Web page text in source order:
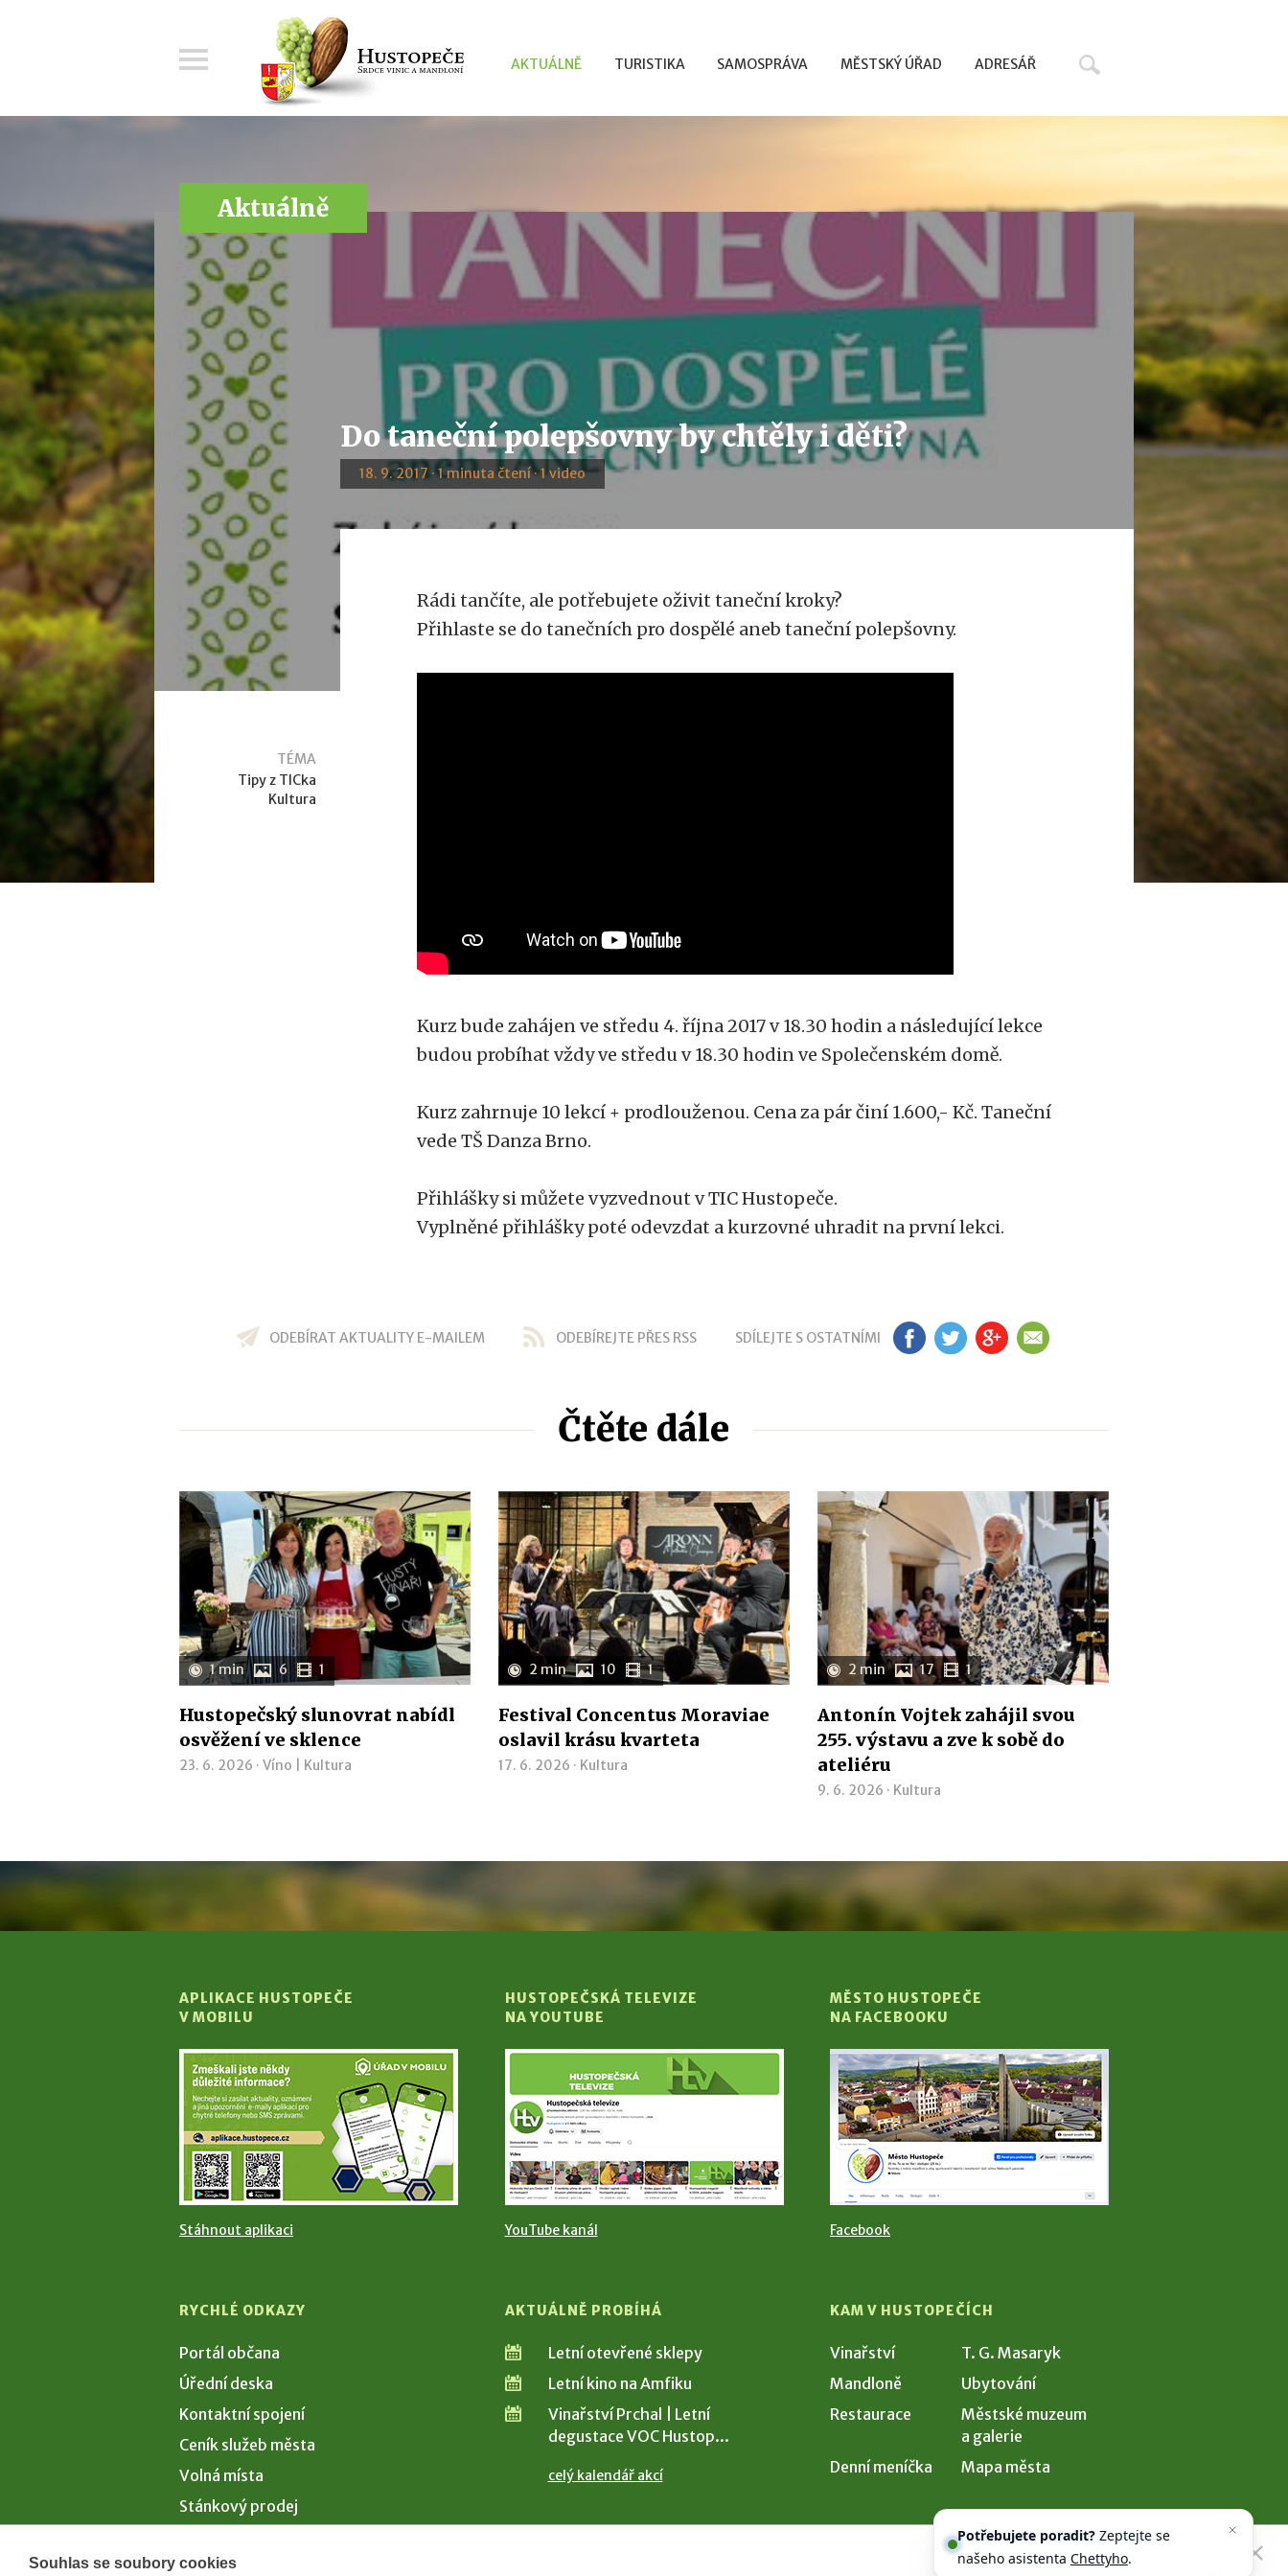
AKTUÁLNĚ TURISTIKA SAMOSPRÁVA MĚSTSKÝ ÚŘAD ADRESÁŘ
Aktuálně
Do taneční polepšovny by chtěly i děti?
18. 9. 2017 · 1 minuta čtení · 1 video
TÉMA
Tipy z TICka
Kultura
Rádi tančíte, ale potřebujete oživit taneční kroky?
Přihlaste se do tanečních pro dospělé aneb taneční polepšovny.
Kurz bude zahájen ve středu 4. října 2017 v 18.30 hodin a následující lekce
budou probíhat vždy ve středu v 18.30 hodin ve Společenském domě.
Kurz zahrnuje 10 lekcí + prodlouženou. Cena za pár činí 1.600,- Kč. Taneční
vede TŠ Danza Brno.
Přihlášky si můžete vyzvednout v TIC Hustopeče.
Vyplněné přihlášky poté odevzdat a kurzovné uhradit na první lekci.
ODEBÍRAT AKTUALITY E-MAILEM ODEBÍREJTE PŘES RSS SDÍLEJTE S OSTATNÍMI FB TW GP EM
Čtěte dále
1 min 6 1
Hustopečský slunovrat nabídl
osvěžení ve sklence
23. 6. 2026 · Víno Kultura
2 min 10 1
Festival Concentus Moraviae
oslavil krásu kvarteta
17. 6. 2026 · Kultura
2 min 17 1
Antonín Vojtek zahájil svou
255. výstavu a zve k sobě do
ateliéru
9. 6. 2026 · Kultura
APLIKACE HUSTOPEČE
V MOBILU
Stáhnout aplikaci
HUSTOPEČSKÁ TELEVIZE
NA YOUTUBE
YouTube kanál
MĚSTO HUSTOPEČE
NA FACEBOOKU
Facebook
RYCHLÉ ODKAZY
Portál občana
Úřední deska
Kontaktní spojení
Ceník služeb města
Volná místa
Stánkový prodej
AKTUÁLNĚ PROBÍHÁ
Letní otevřené sklepy
Letní kino na Amfiku
Vinařství Prchal | Letní
degustace VOC Hustop...
celý kalendář akcí
KAM V HUSTOPEČÍCH
Vinařství
T. G. Masaryk
Mandloně
Ubytování
Restaurace
Městské muzeum
a galerie
Denní meníčka
Mapa města
Souhlas se soubory cookies
Potřebujete poradit? Zeptejte se
našeho asistenta Chettyho.